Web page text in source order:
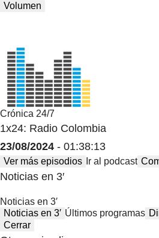
Volumen
Crónica 24/7
1x24: Radio Colombia
23/08/2024 - 01:38:13
Ver más episodios Ir al podcast
Noticias en 3′
Noticias en 3′
Noticias en 3′ Últimos programas
Cerrar